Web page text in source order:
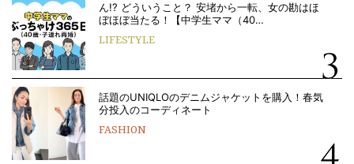
ん!? どういうこと？ 安堵から一転、女の勘はほ
ぼほぼ当たる！【中学生ママ（40…
LIFESTYLE
話題のUNIQLOのデニムジャケットを購入！春気
分投入のコーディネート
FASHION